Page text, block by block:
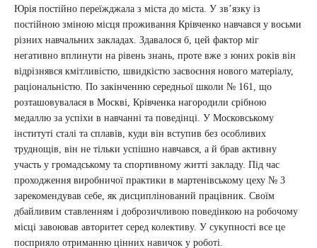
Юрія постійно переїжджала з міста до міста. У зв’язку із
постійною зміною місця проживання Крівченко навчався у восьми
різних навчальних закладах. Здавалося б, цей фактор міг
негативно вплинути на рівень знань, проте вже з юних років він
відрізнявся кмітливістю, швидкістю засвоєння нового матеріалу,
раціональністю. По закінченню середньої школи № 161, що
розташовувалася в Москві, Крівченка нагородили срібною
медаллю за успіхи в навчанні та поведінці. У Московському
інституті сталі та сплавів, куди він вступив без особливих
труднощів, він не тільки успішно навчався, а й брав активну
участь у громадському та спортивному житті закладу. Під час
проходження виробничої практики в мартенівському цеху № 3
зарекомендував себе, як дисциплінований працівник. Своїм
дбайливим ставленням і доброзичливою поведінкою на робочому
місці завоював авторитет серед колективу. У сукупності все це
посприяло отриманню цінних навичок у роботі.